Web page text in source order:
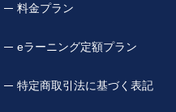
料金プラン
eラーニング定額プラン
特定商取引法に基づく表記